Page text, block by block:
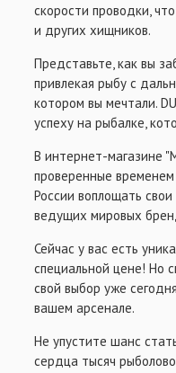
ВСЁ ДЛЯ ОСНАСТОК
скорости проводки,
и других хищников.
Представьте, как вы
привлекая рыбу с
котором вы мечтали.
успеху на рыбалке,
В интернет-магазине
проверенные
России воплощать
ведущих мировых
Сейчас у вас есть
специальной цене! Но
свой выбор уже
вашем арсенале.
Не упустите шанс
сердца тысяч